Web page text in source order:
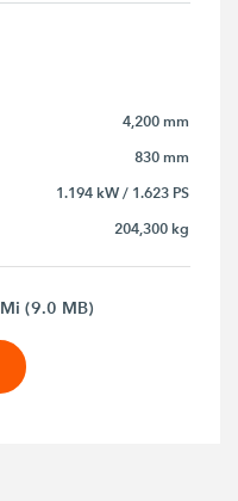
4,200 mm
830 mm
1.194 kW / 1.623 PS
204,300 kg
(9.0 MB)